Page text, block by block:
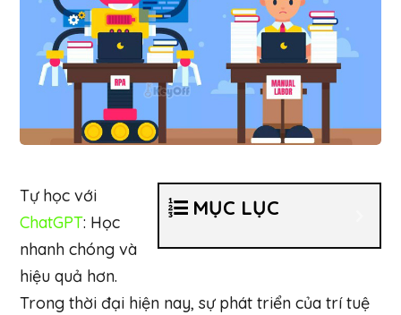
MỤC LỤC
Tự học với
ChatGPT: Học
nhanh chóng và
hiệu quả hơn.
Trong thời đại hiện nay, sự phát triển của trí tuệ